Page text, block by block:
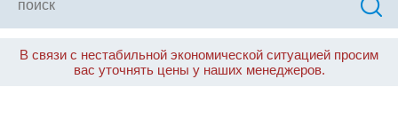
В связи с нестабильной экономической ситуацией просим
вас уточнять цены у наших менеджеров.